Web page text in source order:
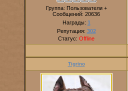
Группа: Пользователи +
Сообщений: 20636
Награды: 1
Репутация: 302
Статус: Offline
Tigrino